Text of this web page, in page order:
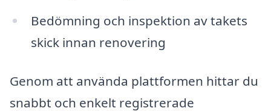
Bedömning och inspektion av takets
skick innan renovering
Genom att använda plattformen hittar du
snabbt och enkelt registrerade